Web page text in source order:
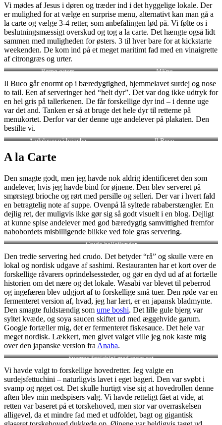
Vi mødes af Jesus i døren og træder ind i det hyggelige lokale. Der
er mulighed for at vælge en surprise menu, alternativt kan man gå a
la carte og vælge 3-4 retter, som anbefalingen lød på. Vi følte os i
beslutningsmæssigt overskud og tog a la carte. Det hængte også lidt
sammen med muligheden for østers. 3 til hver bare for at kickstarte
weekenden. De kom ind på et meget maritimt fad med en vinaigrette
af citrongræs og urter.
Rømø østers MEnu
Il Buco går enormt op i bæredygtighed, hjemmelavet surdej og nose
to tail. Een af serveringer hed “helt dyr”. Det var dog ikke udtryk for
en hel gris på tallerkenen. De får forskellige dyr ind – i denne uge
var det and. Tanken er så at bruge det hele dyr til retterne på
menukortet. Derfor var der denne uge andelever på plakaten. Den
bestilte vi.
Andelever på brioche Il Buco
A la Carte
Den smagte godt, men jeg havde nok aldrig identificeret den som
andelever, hvis jeg havde bind for øjnene. Den blev serveret på
smørstegt brioche og rørt med persille og selleri. Der var i hvert fald
en betragtelig note af suppe. Ovenpå lå syltede rababerstængler. En
dejlig ret, der muligvis ikke gør sig så godt visuelt i en blog. Dejligt
at kunne spise andelever med god bæredygtig samvittighed fremfor
nabobordets misbilligende blikke ved foie gras servering.
Crudo helleflynder
Den tredie servering hed crudo. Det betyder “rå” og skulle være en
lokal og nordisk udgave af sashimi. Restauranten har et kort over de
forskellige råvarers oprindelsessteder, og gør en dyd ud af at fortælle
historien om det nære og det lokale. Wasabi var blevet til peberrod
og ingefæren blev udgjort af to forskellige små tuer. Den røde var en
fermenteret version af, hvad, jeg har lært, er en japansk bladmynte.
Den smagte fuldstændig som ume boshi. Det lille gule bjerg var
syltet kvæde, og soya saucen skiftet ud med æggehvide garum.
Google fortæller mig, det er fermenteret fiskesauce. Det hele var
meget nordisk. Lækkert, men givet valget ville jeg nok kaste mig
over den japanske version fra Anaba.
Svampe fettichini med røget ost
Vi havde valgt to forskellige hovedretter. Jeg valgte en
surdejsfettuchini – naturligvis lavet i eget bageri. Den var svøbt i
svamp og røget ost. Det skulle hurtigt vise sig at hovedrollen denne
aften blev min medspisers valg. Vi havde retteligt fået at vide, at
retten var baseret på et torskehoved, men stor var overraskelsen
alligevel, da et mindre fad med et udfoldet, bagt og gigantisk